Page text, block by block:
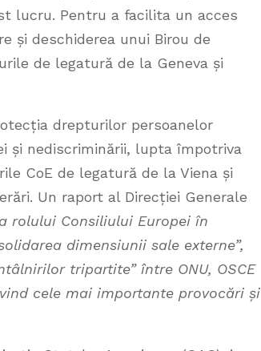
lucru. Pentru a facilita un acces
și deschiderea unui Birou de
de legatură de la Geneva și
drepturilor persoanelor
și nediscriminării, lupta împotriva
CoE de legatură de la Viena și
Un raport al Direcției Generale
rolului Consiliului Europei în
dimensiunii sale externe”,
tripartite” între ONU, OSCE
cele mai importante provocări și